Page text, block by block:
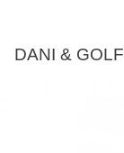
DANI & GOLF